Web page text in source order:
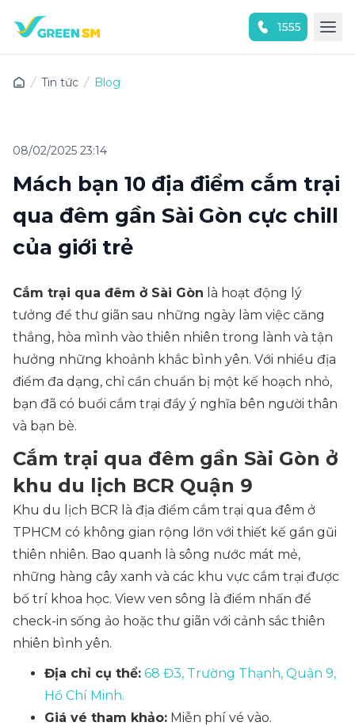
1555
Tin tức Blog
08/02/2025 23:14
Mách bạn 10 địa điểm cắm trại
qua đêm gần Sài Gòn cực chill
của giới trẻ
Cắm trại qua đêm ở Sài Gòn là hoạt động lý
tưởng để thư giãn sau những ngày làm việc căng
thẳng, hòa mình vào thiên nhiên trong lành và tận
hưởng những khoảnh khắc bình yên. Với nhiều địa
điểm đa dạng, chỉ cần chuẩn bị một kế hoạch nhỏ,
bạn đã có buổi cắm trại đầy ý nghĩa bên người thân
và bạn bè.
Cắm trại qua đêm gần Sài Gòn ở
khu du lịch BCR Quận 9
Khu du lịch BCR là địa điểm cắm trại qua đêm ở
TPHCM có không gian rộng lớn với thiết kế gần gũi
thiên nhiên. Bao quanh là sông nước mát mẻ,
những hàng cây xanh và các khu vực cắm trại được
bố trí khoa học. View ven sông là điểm nhấn để
check-in sống ảo hoặc thư giãn với cảnh sắc thiên
nhiên bình yên.
Địa chỉ cụ thể: 68 Đ3, Trường Thạnh, Quận 9,
Hồ Chí Minh.
Giá vé tham khảo: Miễn phí vé vào.